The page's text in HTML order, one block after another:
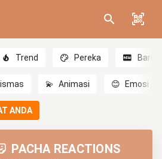
Trend Pereka Baru
💫 Animasi 😊 Emosi
ANDA
PACHA REACTIONS